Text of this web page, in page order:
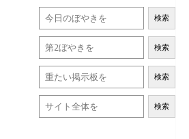
検索
検索
検索
検索